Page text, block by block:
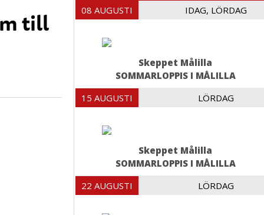
till 08 AUGUSTI IDAG, LÖRDAG
Skeppet Målilla
SOMMARLOPPIS I MÅLILLA
15 AUGUSTI LÖRDAG
Skeppet Målilla
SOMMARLOPPIS I MÅLILLA
22 AUGUSTI LÖRDAG